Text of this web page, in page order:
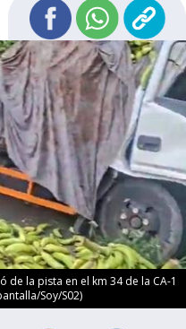
la pista en el km 34 de la CA-1
Soy/S02)